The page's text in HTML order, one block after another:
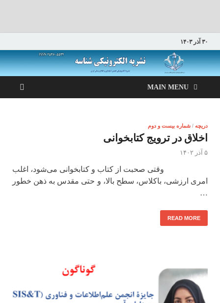
۳۰ آذر ۱۴۰۳
MAIN MENU
دریچه / شماره بیست و دوم
اخلاق در ترویج کتابخوانی
۵ آذر ۱۴۰۲
وقتی صحبت از کتاب و کتابخوانی می‌شود، اغلب
امری ارزشی، باکلاس، سطح بالا، و حتی مقدس به ذهن خطور
…
READ MORE